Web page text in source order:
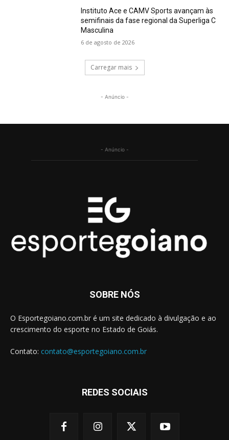
Instituto Ace e CAMV Sports avançam às
semifinais da fase regional da Superliga C
Masculina
6 de agosto de 2026
Carregar mais
- Anúncio -
- Anúncio -
SOBRE NÓS
O Esportegoiano.com.br é um site dedicado à divulgação e ao
crescimento do esporte no Estado de Goiás.
Contato: contato@esportegoiano.com.br
REDES SOCIAIS